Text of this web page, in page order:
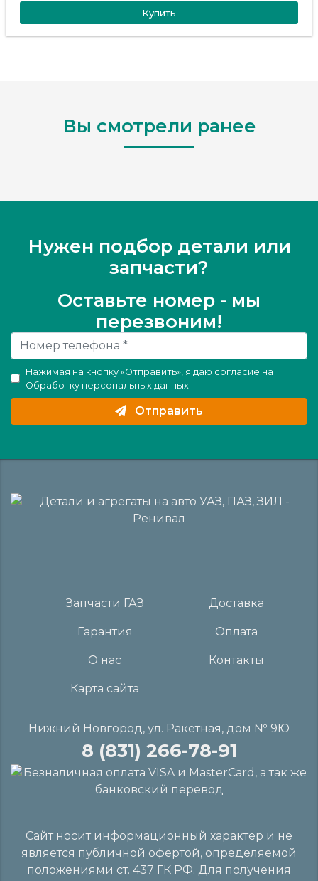
Купить
Вы смотрели ранее
Нужен подбор детали или
запчасти?
Оставьте номер - мы
перезвоним!
Нажимая на кнопку «Отправить», я даю согласие на
Обработку персональных данных
Отправить
Запчасти ГАЗ Доставка
Гарантия Оплата
О нас Контакты
Карта сайта
Нижний Новгород, ул. Ракетная, дом № 9Ю
8 (831) 266-78-91
Сайт носит информационный характер и не
является публичной офертой, определяемой
положениями ст. 437 ГК РФ. Для получения